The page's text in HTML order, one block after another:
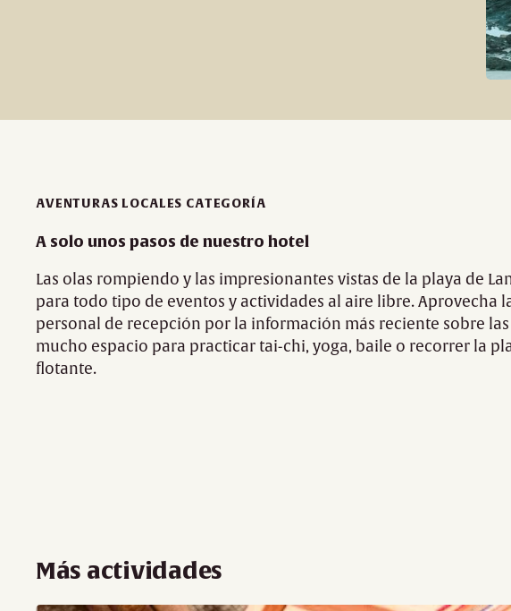
AVENTURAS LOCALES CATEGORÍA
A solo unos pasos de nuestro hotel
Las olas rompiendo y las impresionantes vistas de la playa de
para todo tipo de eventos y actividades al aire libre. Aprovecha
personal de recepción por la información más reciente sobre
mucho espacio para practicar tai-chi, yoga, baile o recorrer la
flotante.
Más actividades